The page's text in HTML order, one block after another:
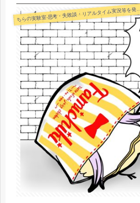
ちらの実験室-思考・失敗談・リアル